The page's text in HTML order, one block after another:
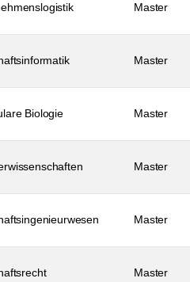
Master
Master
Biologie Master
Master
Master
Master